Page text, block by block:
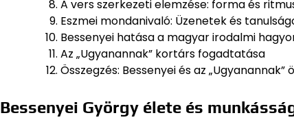
A vers szerkezeti elemzése: forma és
Eszmei mondanivaló: Üzenetek és
Bessenyei hatása a magyar irodalmi
Az „Ugyanannak” kortárs fogadtatása
Összegzés: Bessenyei és az „Ugyanannak”
Bessenyei György élete és